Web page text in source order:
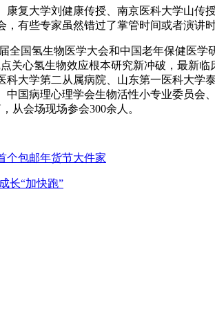
大学刘健康传授、南京医科大学山传
有些专家虽然错过了掌管时间或者演讲
国氢生物医学大会和中国老年保健医学
关心氢生物效应根本研究新冲破，最新
科大学第二从属病院、山东第一医科大
中国病理心理学会生物活性小专业委员
从会场现场参会300余人。
个包邮年货节大件家
长“加快跑”